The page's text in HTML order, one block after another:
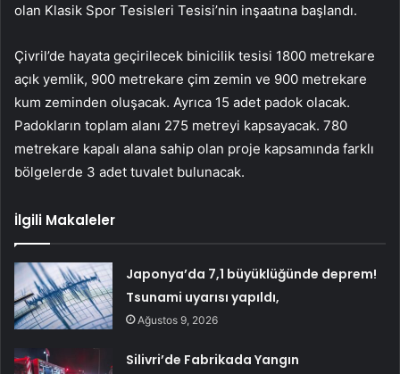
olan Klasik Spor Tesisleri Tesisi’nin inşaatına başlandı.
Çivril’de hayata geçirilecek binicilik tesisi 1800 metrekare
açık yemlik, 900 metrekare çim zemin ve 900 metrekare
kum zeminden oluşacak. Ayrıca 15 adet padok olacak.
Padokların toplam alanı 275 metreyi kapsayacak. 780
metrekare kapalı alana sahip olan proje kapsamında farklı
bölgelerde 3 adet tuvalet bulunacak.
İlgili Makaleler
Japonya’da 7,1 büyüklüğünde deprem!
Tsunami uyarısı yapıldı,
Ağustos 9, 2026
Silivri’de Fabrikada Yangın